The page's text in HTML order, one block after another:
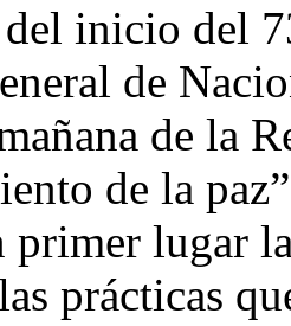
inicio del
de
de la
de la
primer lugar
prácticas